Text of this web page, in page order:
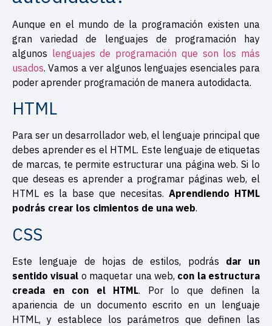
Aunque en el mundo de la programación existen una
gran variedad de lenguajes de programación hay
algunos lenguajes de programación que son los más
usados. Vamos a ver algunos lenguajes esenciales para
poder aprender programación de manera autodidacta.
HTML
Para ser un desarrollador web, el lenguaje principal que
debes aprender es el HTML. Este lenguaje de etiquetas
de marcas, te permite estructurar una página web. Si lo
que deseas es aprender a programar páginas web, el
HTML es la base que necesitas. Aprendiendo HTML
podrás crear los cimientos de una web.
CSS
Este lenguaje de hojas de estilos, podrás dar un
sentido visual o maquetar una web, con la estructura
creada en con el HTML. Por lo que definen la
apariencia de un documento escrito en un lenguaje
HTML, y establece los parámetros que definen las